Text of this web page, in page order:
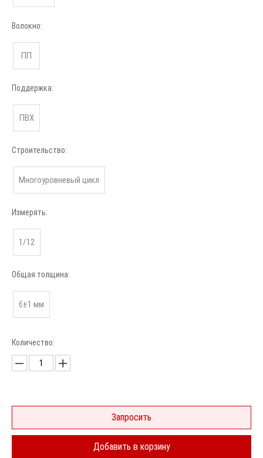
Волокно:
ПП
Поддержка:
ПВХ
Строительство:
Многоуровневый цикл
Измерять:
1/12
Общая толщина:
6±1 мм
Количество:
Запросить
Добавить в корзину